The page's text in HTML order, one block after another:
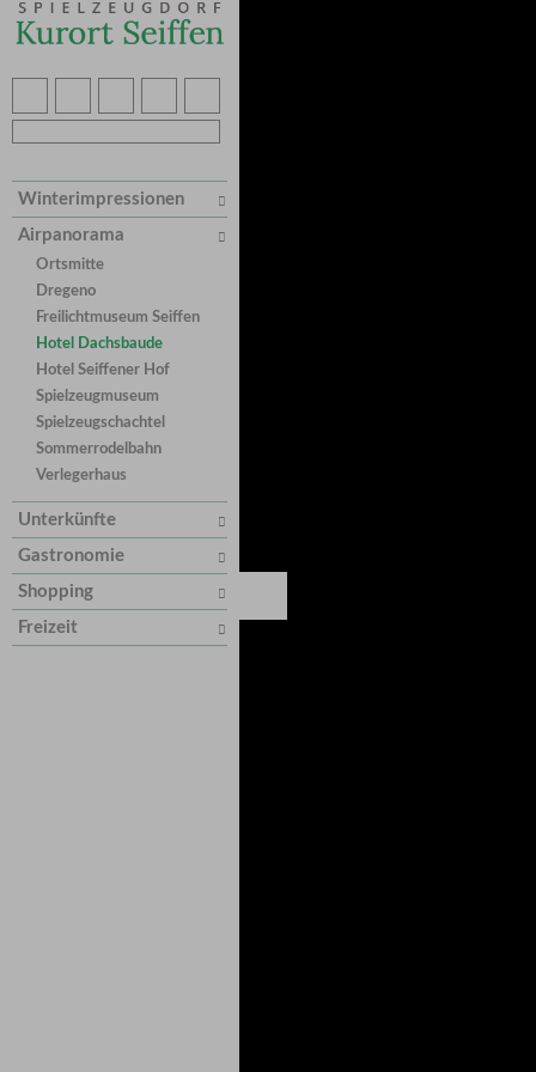
Winterimpressionen
Airpanorama
Ortsmitte
Dregeno
Freilichtmuseum Seiffen
Hotel Dachsbaude
Hotel Seiffener Hof
Spielzeugmuseum
Spielzeugschachtel
Sommerrodelbahn
Verlegerhaus
Unterkünfte
Gastronomie
Shopping
Freizeit